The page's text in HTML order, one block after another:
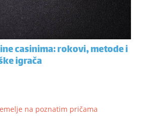
casinima: rokovi, metode i
igrača